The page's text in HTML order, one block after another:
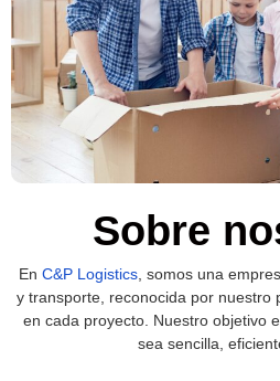
Sobre
En C&P Logistics , somos una
y transporte, reconocida por nuestro
en cada proyecto. Nuestro objetivo
sea sencilla,